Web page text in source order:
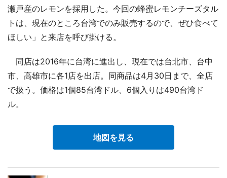
瀬戸産のレモンを採用した。今回の蜂蜜レモンチーズタル
トは、現在のところ台湾でのみ販売するので、ぜひ食べて
ほしい」と来店を呼び掛ける。
同店は2016年に台湾に進出し、現在では台北市、台中
市、高雄市に各1店を出店。同商品は4月30日まで、全店
で扱う。価格は1個85台湾ドル、6個入りは490台湾ド
ル。
地図を見る